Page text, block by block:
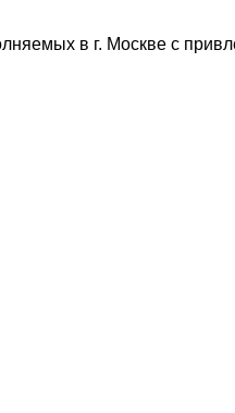
в г. Москве с